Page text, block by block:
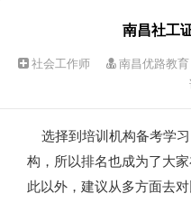
南昌社工
社会工作师 南昌优路教育
选择到培训机构备考学
构，所以排名也成为了大
此以外，建议从多方面去